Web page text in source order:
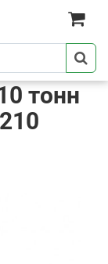
тонн